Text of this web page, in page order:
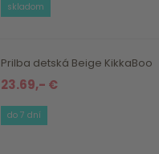
skladom
Prilba detská Beige KikkaBoo
23.69,- €
do 7 dní